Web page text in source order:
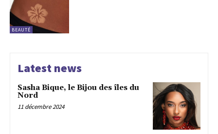
BEAUTÉ
Latest news
Sasha Bique, le Bijou des îles du
Nord
11 décembre 2024